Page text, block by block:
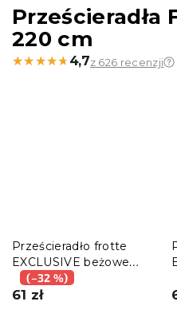
Prześcieradła
220 cm
★★★★★
★★★★★ 4,7z 626 recenzji
Prześcieradło frotte
EXCLUSIVE beżowe
200x220 cm
(–32 %)
61 zł